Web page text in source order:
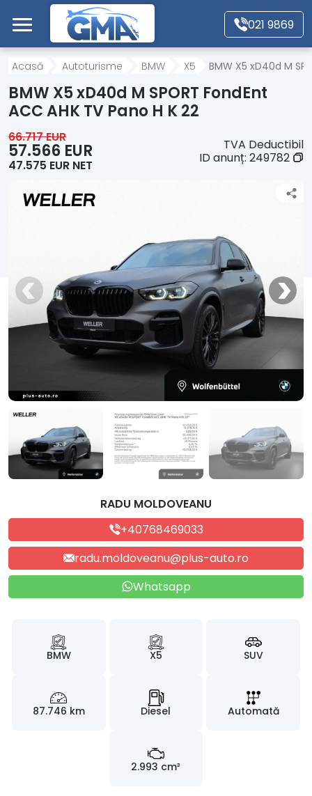
Mergi direct la conținutul principal
021 9869
Acasă
Autoturisme
Motociclete
Autoutilitare
Despre Noi
Contact
Acasă Autoturisme BMW X5 BMW X5 xD40d M
BMW X5 xD40d M SPORT FondEnt
ACC AHK TV Pano H K 22
66.717 EUR
57.566 EUR
47.575 EUR NET
TVA Deductibil
ID anunț: 249782
RADU MOLDOVEANU
+40768469033
radu.moldoveanu@plus-auto.ro
Whatsapp
BMW X5 SUV
87.746 km Diesel Automată
2.993 cm³